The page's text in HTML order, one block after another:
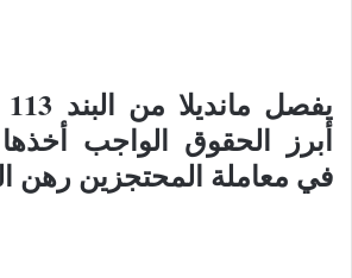
أبرز الحقوق الواجب أخذها
في معاملة المحتجزين رهن